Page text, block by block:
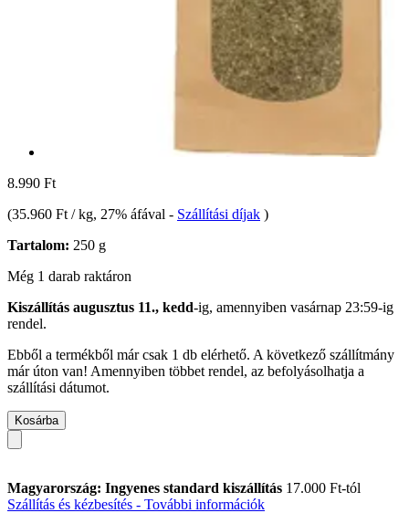
8.990 Ft
(35.960 Ft / kg, 27% áfával - Szállítási díjak )
Tartalom: 250 g
Még 1 darab raktáron
Kiszállítás augusztus 11., kedd-ig, amennyiben vasárnap 23:59-ig
rendel.
Ebből a termékből már csak 1 db elérhető. A következő szállítmány
már úton van! Amennyiben többet rendel, az befolyásolhatja a
szállítási dátumot.
Kosárba
Magyarország: Ingyenes standard kiszállítás 17.000 Ft-tól
Szállítás és kézbesítés - További információk